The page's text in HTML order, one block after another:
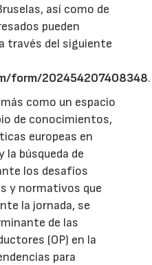
así como de
pueden
a través del siguiente
form/202454207408348.
como un espacio
de conocimientos,
europeas en
la búsqueda de
los desafíos
y normativos que
la jornada, se
de las
(OP) en la
para